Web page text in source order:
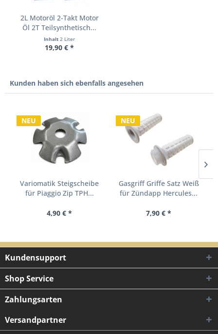
2L Motoröl 2-Takt Motor
Öl 2T Teilsynthetisch...
Inhalt 2 Liter
19,90 € *
Kunden haben sich ebenfalls angesehen
NEU
Variomatik Steigscheibe
für Piaggio Zip TPH...
4,90 € *
NEU
Gasgriff Griffe Satz Weiß
für Zündapp Hercules...
7,90 € *
Kundensupport
Shop Service
Zahlungsarten
Versandpartner